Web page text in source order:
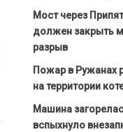
Мост через
должен закрыть
разрыв
Пожар в Ружанах
на территории
Машина
вспыхнуло